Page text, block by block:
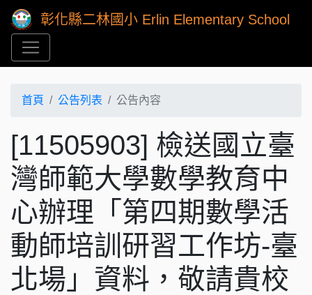
彰化縣二林國小 Erlin Elementary School
首頁 公告列表 公告內容
[11505903] 檢送國立臺
灣師範大學數學教育中
心辦理「第四期數學活
動師培訓研習工作坊-臺
北場」資料，敬請貴校